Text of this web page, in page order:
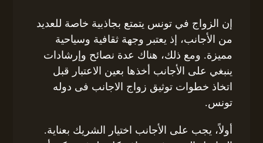
إن الزواج في تونس يتمتع بجاذبية خاصة للعديد
من الأجانب، إذ يعتبر وجهة ثقافية وسياحية
مميزة. ومع ذلك، هناك عدة نصائح وإرشادات
ينبغي على الأجانب أخذها بعين الاعتبار قبل
اتخاذ خطوات توثيق زواج الاجانب فى دوله
تونس.
أولاً، يجب على الأجانب اختيار الشريك بعناية.